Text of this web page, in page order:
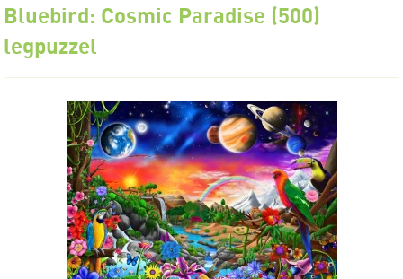
Bluebird: Cosmic Paradise (500)
legpuzzel